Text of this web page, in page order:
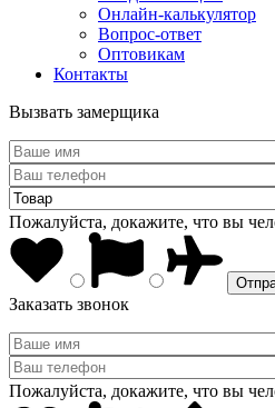
Онлайн-калькулятор
Вопрос-ответ
Оптовикам
Контакты
Вызвать замерщика
Пожалуйста, докажите, что вы
Заказать звонок
Пожалуйста, докажите, что вы